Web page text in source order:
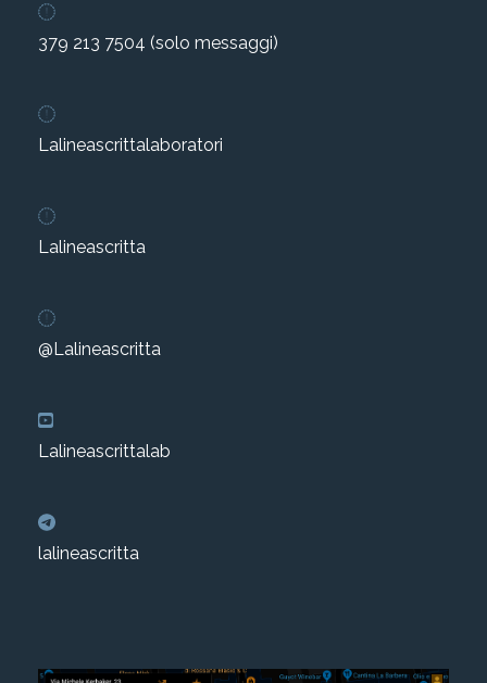
379 213 7504 (solo messaggi)
Lalineascrittalaboratori
Lalineascritta
@Lalineascritta
Lalineascrittalab
lalineascritta
2000-2001